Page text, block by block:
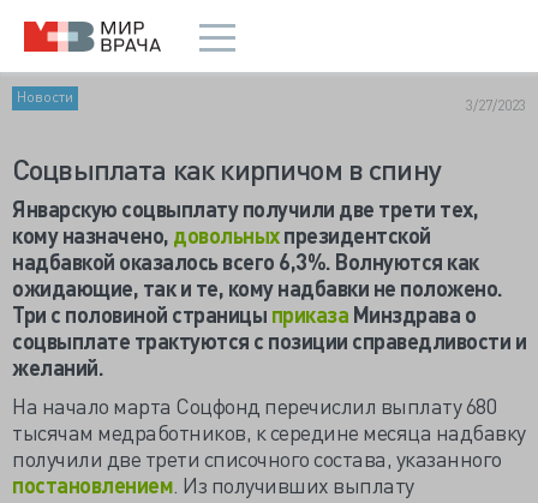
Новости 3/27/2023
Соцвыплата как кирпичом в спину
Январскую соцвыплату получили две трети тех,
кому назначено, довольныхпрезидентской
надбавкой оказалось всего 6,3%. Волнуются как
ожидающие, так и те, кому надбавки не положено.
Три с половиной страницы приказа Минздрава о
соцвыплате трактуются с позиции справедливости и
желаний.
На начало марта Соцфонд перечислил выплату 680
тысячам медработников, к середине месяца надбавку
получили две трети списочного состава, указанного
постановлением . Из получивших выплату